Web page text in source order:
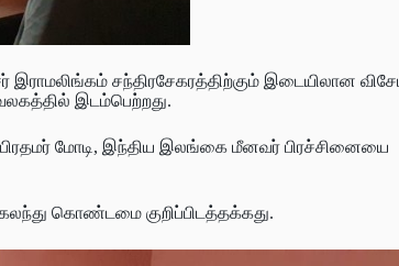
சந்திரசேகரத்திற்கும் இடையிலான விசேட
இடம்பெற்றது.
மோடி, இந்திய இலங்கை மீனவர் பிரச்சினையை
கொண்டமை குறிப்பிடத்தக்கது.